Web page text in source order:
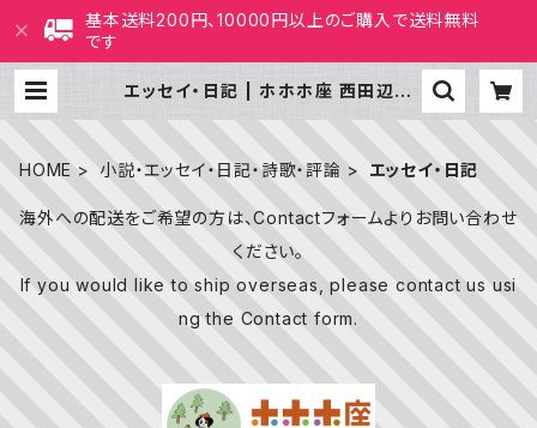
基本送料200円、10000円以上のご購入で送料無料
です
エッセイ・日記 | ホホホ座 西田辺
HOME 小説・エッセイ・日記・詩歌・評論 エッセイ・日記
海外への配送をご希望の方は、Contactフォームよりお問い合わせ
ください。
If you would like to ship overseas, please contact us usi
ng the Contact form.